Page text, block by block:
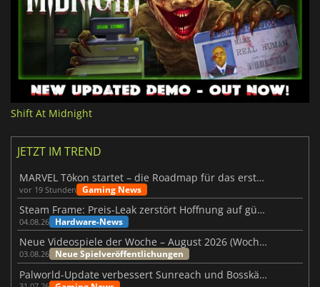
Shift At Midnight
JETZT IM TREND
MARVEL Tōkon startet – die Roadmap für das erste Jahr wurde vorgestellt
vor 19 Stunden Gaming News
Steam Frame: Preis-Leak zerstört Hoffnung auf günstiges VR-Headset
04.08.26 Hardware-News
Neue Videospiele der Woche – August 2026 (Woche 32)
03.08.26 Neue Spielveröffentlichungen
Palworld-Update verbessert Sunreach und Bosskämpfe deutlich